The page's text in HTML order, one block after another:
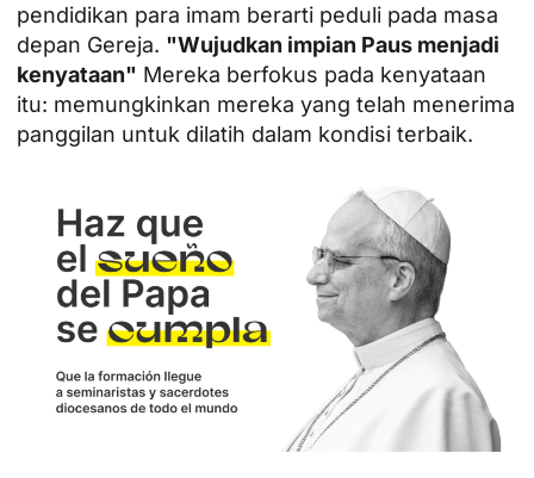
pendidikan para imam berarti peduli pada masa
depan Gereja. "Wujudkan impian Paus menjadi
kenyataan" Mereka berfokus pada kenyataan
itu: memungkinkan mereka yang telah menerima
panggilan untuk dilatih dalam kondisi terbaik.